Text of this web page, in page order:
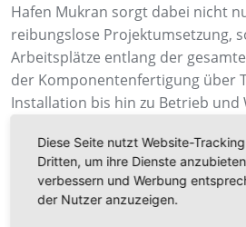
Hafen Mukran sorgt dabei nicht
reibungslose Projektumsetzung,
Arbeitsplätze entlang der
der Komponentenfertigung über
Installation bis hin zu Betrieb und
Über Iberdrola
Iberdrola ist Europas größter
Diese Seite nutzt Website-
Dritten, um ihre Dienste
verbessern und Werbung
der Nutzer anzuzeigen.